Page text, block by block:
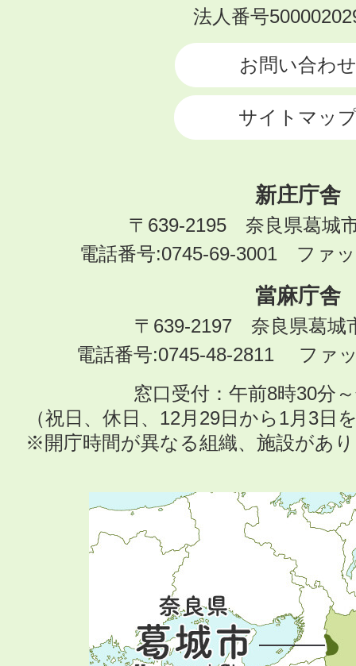
KATSURAGI
法人番号
お問い合わせ
サイトマッ
新庄庁舎
〒639-2195 奈良県葛城
電話番号:0745-69-3001 ファ
當麻庁舎
〒639-2197 奈良県葛城
電話番号:0745-48-2811 ファ
窓口受付：午前8時30分
（祝日、休日、12月29日から1月3日
※開庁時間が異なる組織、施設があ